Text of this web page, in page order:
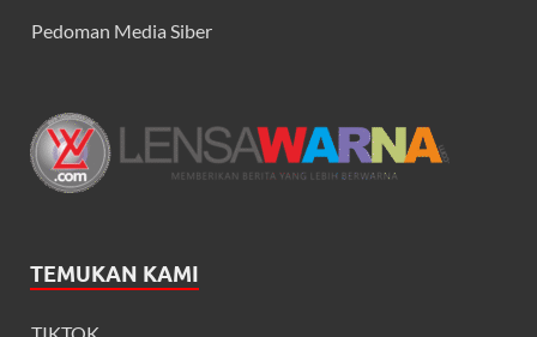
Pedoman Media Siber
TEMUKAN KAMI
TIKTOK